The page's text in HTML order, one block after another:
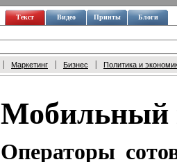
Текст Видео Принты Блоги
Маркетинг Бизнес Политика и
Мобильный
Операторы